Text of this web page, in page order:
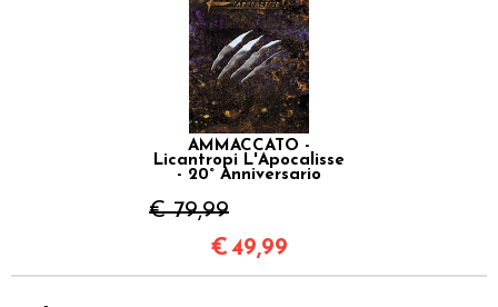
AMMACCATO -
Licantropi L'Apocalisse
- 20° Anniversario
€ 79,99
€49,99